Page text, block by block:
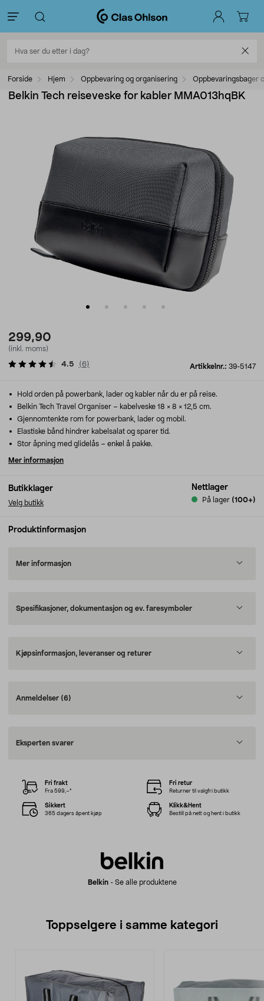
Forside Hjem Oppbevaring og organisering Oppbevaringsbager
Belkin Tech reiseveske for kabler MMA013hqBK
299,90
(inkl. moms)
Artikkelnr.: 39-5147
4.5 (6)
Butikklager
Velg butikk
Nettlager
På lager (100+)
Hold orden på powerbank, lader og kabler når du er på reise.
Belkin Tech Travel Organiser – kabelveske 18 × 8 × 12,5 cm.
Gjennomtenkte rom for powerbank, lader og mobil.
Elastiske bånd hindrer kabelsalat og sparer tid.
Stor åpning med glidelås – enkel å pakke.
Mer informasjon
Produktinformasjon
Mer informasjon
Spesifikasjoner, dokumentasjon og ev. faresymboler
Kjøpsinformasjon, leveranser og returer
Anmeldelser (6)
Eksperten svarer
Belkin- Se alle produktene
Fri frakt
Fra 599,–*
Fri retur
Returner til valgfri butikk
Sikkert
365 dagers åpent kjøp
Klikk&Hent
Bestill på nett og hent i butikk
Toppselgere i samme kategori